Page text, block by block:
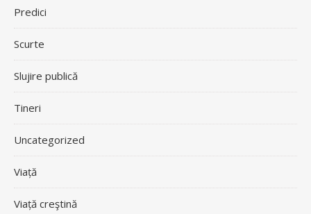
Predici
Scurte
Slujire publică
Tineri
Uncategorized
Viață
Viață creştină